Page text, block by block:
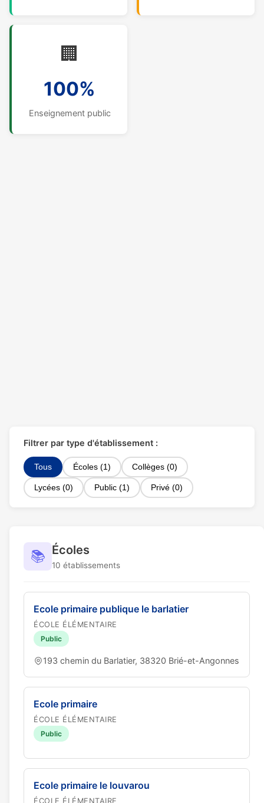
🏢
100%
Enseignement public
Filtrer par type d'établissement :
Tous Écoles (1) Collèges (0)
Lycées (0) Public (1) Privé (0)
📚 Écoles
10 établissements
Ecole primaire publique le barlatier
ÉCOLE ÉLÉMENTAIRE
Public
193 chemin du Barlatier, 38320 Brié-et-Angonnes
Ecole primaire
ÉCOLE ÉLÉMENTAIRE
Public
Ecole primaire le louvarou
ÉCOLE ÉLÉMENTAIRE